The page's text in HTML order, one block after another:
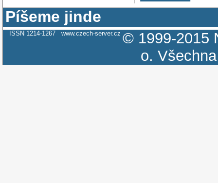
Píšeme jinde
ISSN 1214-1267 www.czech-server.cz © 1999-2015
o.